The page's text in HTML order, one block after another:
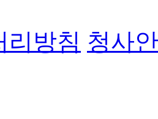
리방침 청사